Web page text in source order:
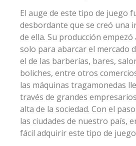
El auge de este tipo de juego
desbordante que se creó una
de ella. Su producción empezó
solo para abarcar el mercado
el de las barberías, bares,
boliches, entre otros
las máquinas tragamonedas
través de grandes
alta de la sociedad. Con el
las ciudades de nuestro país,
fácil adquirir este tipo de